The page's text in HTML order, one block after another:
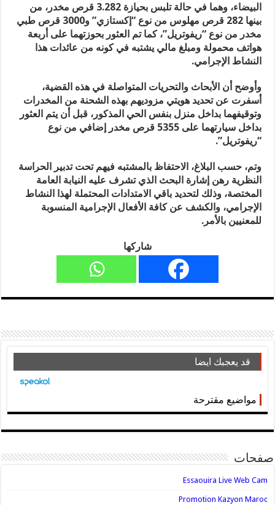
البيضاء، وهما في حالة تلبس بحيازة 3.282 قرص مخدر، من
بينها 282 قرص مهلوس من نوع “إكستازي” و3000 قرص طبي
مخدر من نوع “ريفوتريل”، كما تم العثور بحوزتهما على أربعة
هواتف محمولة ومبلغ مالي يشتبه في كونه من عائدات هذا
النشاط الإجرامي.
وأوضح أن الأبحاث والتحريات المتواصلة في هذه القضية،
أسفرت عن تحديد هويتي مزوديهم بهذه الشحنة من المخدرات
وتوقيفهما بداخل منزل بنفس الحي المذكور، قبل أن يتم العثور
بداخل سيارتهما على 5355 قرص مخدر إضافي من نوع
“ريفوتريل”.
وتم، حسب البلاغ، الاحتفاظ بالمشتبه فيهم تحت تدبير الحراسة
النظرية رهن إشارة البحث الذي تشرف عليه النيابة العامة
المختصة، وذلك لتحديد باقي الامتدادات المحتملة لهذا النشاط
الإجرامي، والكشف عن كافة الأفعال الإجرامية المنسوبة
للمعنيين بالأمر.
شاركها
قد يعجبك ايضا
مواضيع مقترحة
صفحات
Essaouira Live Web Cam
Promotion Kazyon Maroc